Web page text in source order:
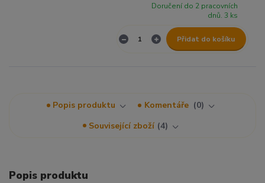
Doručení do 2 pracovních
dnů. 3 ks
Přidat do košíku
Popis produktu Komentáře
0
Související zboží 4
Popis produktu